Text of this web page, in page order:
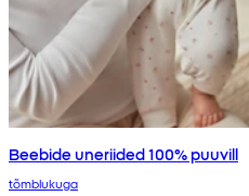
Beebide uneriided 100% puuvill
tõmblukuga